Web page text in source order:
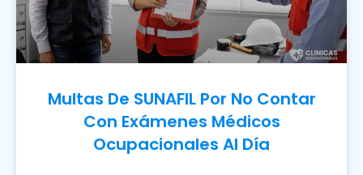
Multas De SUNAFIL Por No Contar
Con Exámenes Médicos
Ocupacionales Al Día